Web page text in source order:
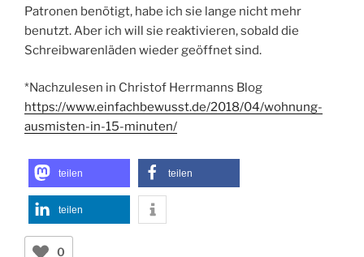
Patronen benötigt, habe ich sie lange nicht mehr
benutzt. Aber ich will sie reaktivieren, sobald die
Schreibwarenläden wieder geöffnet sind.
*Nachzulesen in Christof Herrmanns Blog
https://www.einfachbewusst.de/2018/04/wohnung-
ausmisten-in-15-minuten/
teilen teilen
teilen
0